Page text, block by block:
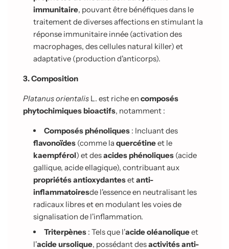
immunitaire, pouvant être bénéfiques dans le
traitement de diverses affections en stimulant la
réponse immunitaire innée (activation des
macrophages, des cellules natural killer) et
adaptative (production d'anticorps).
3. Composition
Platanus orientalis L. est riche en composés
phytochimiques bioactifs, notamment :
Composés phénoliques : Incluant des
flavonoïdes (comme la quercétineet le
kaempférol) et desacides phénoliques (acide
gallique, acide ellagique), contribuant aux
propriétés antioxydantesetanti-
inflammatoiresde l'essence en neutralisant les
radicaux libres et en modulant les voies de
signalisation de l'inflammation.
Triterpènes : Tels que l'acide oléanoliqueet
l'acide ursolique, possédant desactivités anti-